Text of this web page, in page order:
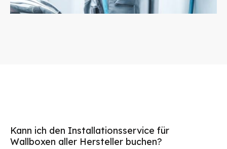
Kann ich den Installationsservice für
Wallboxen aller Hersteller buchen?